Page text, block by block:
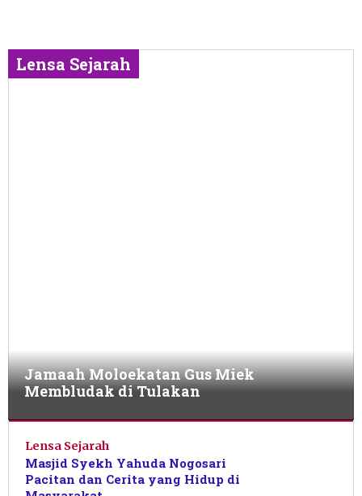
Jamaah Moloekatan Gus Miek
Membludak di Tulakan
23
Mei
2026
Shalahuddin
Lensa Sejarah
Lensa Sejarah
Masjid Syekh Yahuda Nogosari
Pacitan dan Cerita yang Hidup di